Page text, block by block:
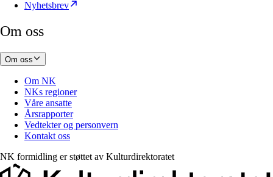
Nyhetsbrev
Om oss
Om oss
Om NK
NKs regioner
Våre ansatte
Årsrapporter
Vedtekter og personvern
Kontakt oss
NK formidling er støttet av Kulturdirektoratet